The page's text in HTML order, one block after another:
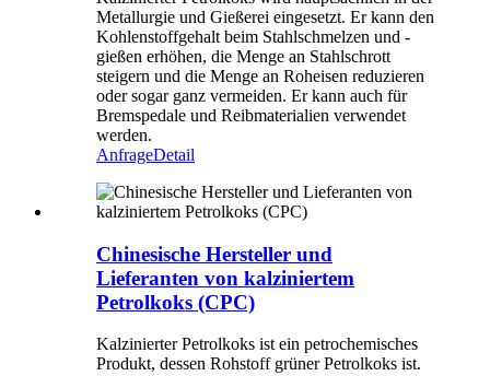
Metallurgie und Gießerei eingesetzt. Er kann den
Kohlenstoffgehalt beim Stahlschmelzen und -
gießen erhöhen, die Menge an Stahlschrott
steigern und die Menge an Roheisen reduzieren
oder sogar ganz vermeiden. Er kann auch für
Bremspedale und Reibmaterialien verwendet
werden.
AnfrageDetail
Chinesische Hersteller und
Lieferanten von kalziniertem
Petrolkoks (CPC)
Kalzinierter Petrolkoks ist ein petrochemisches
Produkt, dessen Rohstoff grüner Petrolkoks ist.